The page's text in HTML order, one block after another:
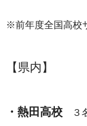
※前年度全国高校
【県内】
・熱田高校 ３